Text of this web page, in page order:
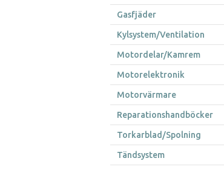
Gasfjäder
Kylsystem/Ventilation
Motordelar/Kamrem
Motorelektronik
Motorvärmare
Reparationshandböcker
Torkarblad/Spolning
Tändsystem